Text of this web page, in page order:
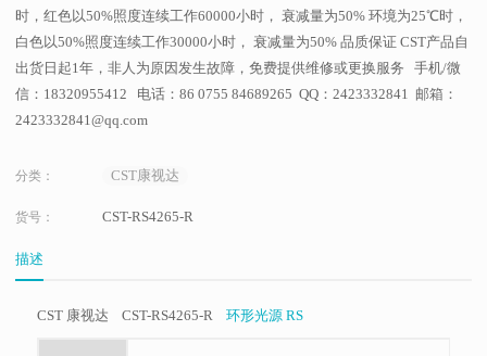
时，红色以50%照度连续工作60000小时， 衰减量为50% 环境为25℃时，
白色以50%照度连续工作30000小时， 衰减量为50% 品质保证 CST产品自
出货日起1年，非人为原因发生故障，免费提供维修或更换服务 手机/微
信：18320955412 电话：86 0755 84689265 QQ：2423332841 邮箱：
2423332841@qq.com
分类： CST康视达
货号： CST-RS4265-R
描述
CST 康视达 CST-RS4265-R环形光源 RS